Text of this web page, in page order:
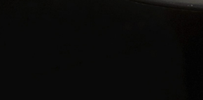
Love to Travel?